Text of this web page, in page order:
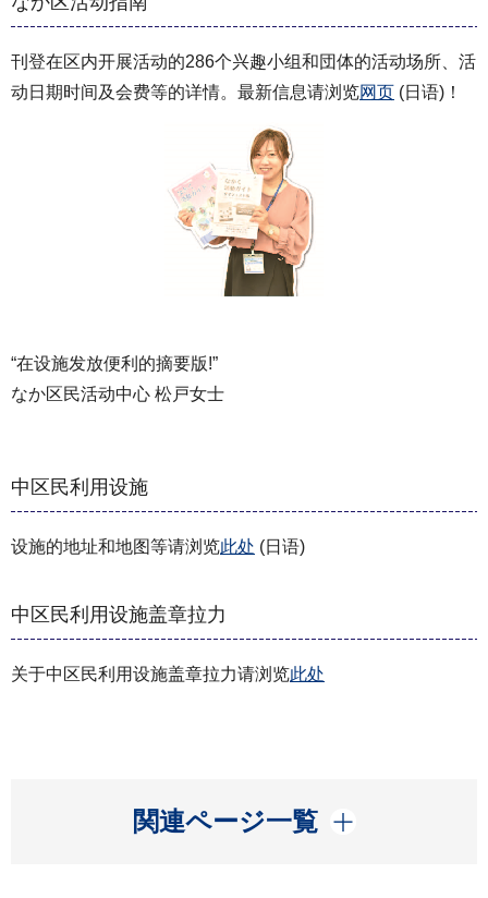
刊登在区内开展活动的286个兴趣小组和団体的活动场所、活
动日期时间及会费等的详情。最新信息请浏览网页 (日语)！
“在设施发放便利的摘要版!”
なか区民活动中心 松戸女士
中区民利用设施
设施的地址和地图等请浏览此处 (日语)
中区民利用设施盖章拉力
关于中区民利用设施盖章拉力请浏览此处
関連ページ一覧
開く